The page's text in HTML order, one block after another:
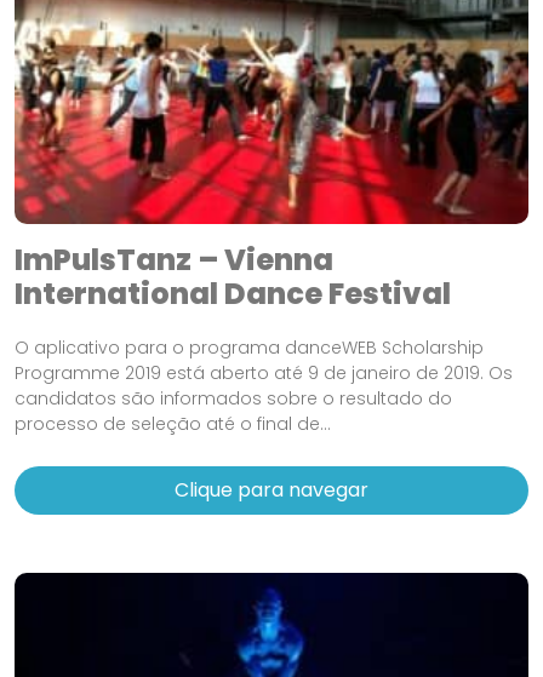
ImPulsTanz – Vienna
International Dance Festival
O aplicativo para o programa danceWEB Scholarship
Programme 2019 está aberto até 9 de janeiro de 2019. Os
candidatos são informados sobre o resultado do
processo de seleção até o final de...
Clique para navegar